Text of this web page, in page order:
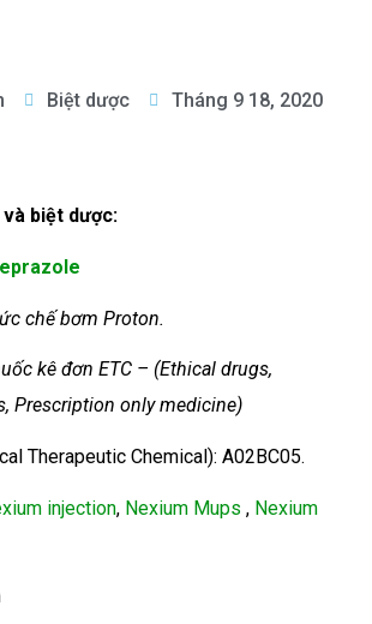
Biệt dược
Tháng 9 18, 2020
biệt dược:
chế bơm Proton.
kê đơn ETC – (Ethical drugs,
Prescription only medicine)
Therapeutic Chemical): A02BC05.
injection, Nexium Mups , Nexium